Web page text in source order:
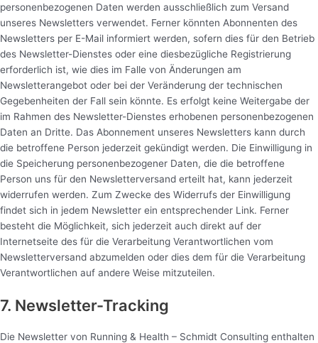
personenbezogenen Daten werden ausschließlich zum Versand
unseres Newsletters verwendet. Ferner könnten Abonnenten des
Newsletters per E-Mail informiert werden, sofern dies für den Betrieb
des Newsletter-Dienstes oder eine diesbezügliche Registrierung
erforderlich ist, wie dies im Falle von Änderungen am
Newsletterangebot oder bei der Veränderung der technischen
Gegebenheiten der Fall sein könnte. Es erfolgt keine Weitergabe der
im Rahmen des Newsletter-Dienstes erhobenen personenbezogenen
Daten an Dritte. Das Abonnement unseres Newsletters kann durch
die betroffene Person jederzeit gekündigt werden. Die Einwilligung in
die Speicherung personenbezogener Daten, die die betroffene
Person uns für den Newsletterversand erteilt hat, kann jederzeit
widerrufen werden. Zum Zwecke des Widerrufs der Einwilligung
findet sich in jedem Newsletter ein entsprechender Link. Ferner
besteht die Möglichkeit, sich jederzeit auch direkt auf der
Internetseite des für die Verarbeitung Verantwortlichen vom
Newsletterversand abzumelden oder dies dem für die Verarbeitung
Verantwortlichen auf andere Weise mitzuteilen.
7. Newsletter-Tracking
Die Newsletter von Running & Health – Schmidt Consulting enthalten